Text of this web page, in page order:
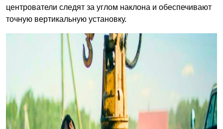
центрователи следят за углом наклона и обеспечивают
точную вертикальную установку.